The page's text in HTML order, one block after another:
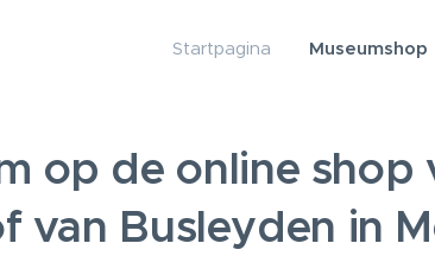
Startpagina Museumshop
op de online shop
van Busleyden in